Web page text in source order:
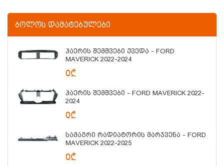
ᲑᲝᲚᲝᲡ ᲓᲐᲛᲐᲢᲔᲑᲣᲚᲔᲑᲘ
Ჰაერის Შემშვები Ქვედა - FORD
MAVERICK 2022-2024
0₾
Ჰაერის Შემშვები - FORD MAVERICK 2022-
2024
0₾
Სამაგრი Რადიატორის Მარჯვენა - FORD
MAVERICK 2022-2025
0₾